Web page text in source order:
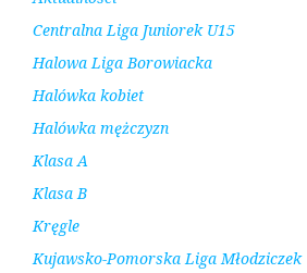
Centralna Liga Juniorek U15
Halowa Liga Borowiacka
Halówka kobiet
Halówka mężczyzn
Klasa A
Klasa B
Kręgle
Kujawsko-Pomorska Liga Młodziczek